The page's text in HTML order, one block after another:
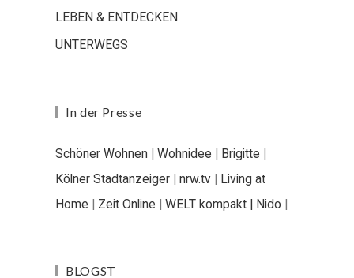
LEBEN & ENTDECKEN
UNTERWEGS
In der Presse
Schöner Wohnen | Wohnidee | Brigitte |
Kölner Stadtanzeiger | nrw.tv | Living at
Home | Zeit Online | WELT kompakt | Nido |
BLOGST